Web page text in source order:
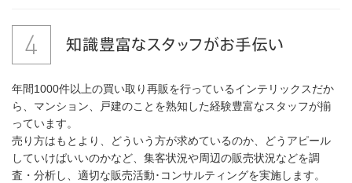
年間1000件以上の買い取り再販を行っているインテリックスだか
ら、マンション、戸建のことを熟知した経験豊富なスタッフが揃
っています。
売り方はもとより、どういう方が求めているのか、どうアピール
していけばいいのかなど、集客状況や周辺の販売状況などを調
査・分析し、適切な販売活動･コンサルティングを実施します。